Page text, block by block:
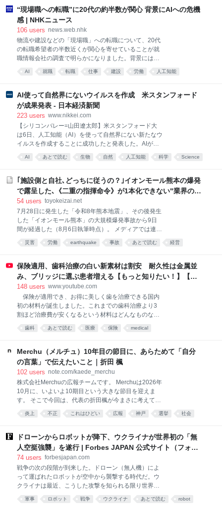
り大会2026」が開催されました。 主催したのは、公
園に隣接する居住人口約1万2000人の巨大な街
「HARUMI FLAG（晴海フラッグ）」（東京都中央
行政・中央区との連携、併せて交通、美化、防災とい
ったさまざまな課題を解決する活動などを行い、
HARUMI FLAGのコミュニティ形成に取り組む、20数
名で役員を務める住民組織です。盆踊り大会は昨年
“現場職への転職”に20代の約半数が関心 背景にAIへの危機
感 | NHKニュース
106 users news.web.nhk
物流や建設などの「現場職」への転職について、20代
の転職希望者の半数近くが関心を寄せていることが就
職情報会社の調査で明らかになりました。背景にはデ
スクワークなどの「事務職」がAIに代替される危機感
AI 就職 転職 仕事 建設 労働 人工知能
AI使って自然界にないウイルスを作成 米スタンフォード
が成果発表 - 日本経済新聞
223 users www.nikkei.com
【シリコンバレー=山田遼太郎】米スタンフォード大
は6日、人工知能（AI）を使って自然界にない新たなウ
イルスを作成することに成功したと発表した。AIが生
命の設計図にあたるゲノム（全遺伝情報）の配列全体
を設計し、機能を確認できた初の事例という。医療の
る。スタンフォード大などの研究チームが、生成AIの
設計を基に、感染症の原因などになる細菌を殺す「フ
ァージ
AI あとで読む 生物 自然 人工知能 科学 Science
｢施設側と自社､どっちに従うの？｣イオンモール熊本の爆発
で露呈した､《二重の指揮命令》が1本化できない"業界の事
情"
54 users toyokeizai.net
7月28日に発生した「令和8年熊本地震」、その後発生
した「イオンモール熊本」の大規模爆発事故から9日
間が経過した（8月6日執筆時点）。 メディアでは連
日、被害者や残された遺族の悲しみを伝える報道が続
く。 その一方で、被害者に対し、店の売上金を金庫に
しめた雑貨店の経営陣には、世間から容赦のない非難
の声が浴びせられている。 結果的に今回の爆発事故に
よる犠牲者（3店舗、7名）の多くが、筆者が前回の記
鍵、財布など自身の貴重品の確保）」「真面目な責任
感（売上金の保管）」により犠牲になっていたこと
は、テレビをはじめとする各種報道が伝えるとおりで
ある。 返す返す残念でならない。改めて亡くなられた
い回復を願うばかりであ
災害 労働 earthquake 事故 あとで読む 経営
保険適用、歯科治療の白い新素材は割安 耐久性は金属並
み、ブリッジに選ぶ患者増える【もっと知りたい！】【グ
ッド！モーニング】(2026年8月3日)
148 users www.youtube.com
保険が適用でき、お得に美しく歯を治療できる国内
初の材料が誕生しました。これまでの歯科治療より3
割ほど治療費が安くなるという材料はどんなものなの
でしょうか。 ■歯科技工士の負担軽減に まるで本物
の歯のような自然な白さ。実はこれ、樹脂製のブロッ
高知に本社を構える歯科材料メーカーです。
YAMAKIN 加藤喬大主席研究員 「材料の中心、補強
材料としてガラス繊維製で作られた芯棒を配置してい
るところ。4年間にわたり研究開発、辛抱しながら開
発したという両方を合わせてSHIN－BOW（シンボ
ー）という製品名になっている。歯を失った場合、保
険で白い歯でブリッジが製作可能」 ブリッジ治療と
は、虫歯などで歯を失った場合、その両隣の歯を土台
す。その
歯科 あとで読む 医療 保険 medical
Merchu（メルチュ）10年目の節目に、あらためて「自分
の言葉」で伝えたいこと｜折田 楓
102 users note.com/kaede_merchu
株式会社Merchuの広報チームです。 Merchuは2026年
10月に、いよいよ10期目という大きな節目を迎えま
す。 そこで今回は、代表の折田楓が今まさに考えてい
るリアルな想いを聞くべく、インタビューを実施しま
した。その内容をぜひ皆さまにもお届けしたく記事に
節目。Merchuは、なぜ今リブランディングを決めたの
か まず最初にお聞きしたいのですが、今回インタ
ビューを行うにあたって、楓さんから「ご自身のnote
で発信しようと思われた理由や想いがあれば、ぜひ教
えていただけますか？ noteは執筆者の思考やできごと
が深く丁寧に綴られていて、読者の方もそれをじっく
り読み込む文化があるイメージがあるので、自分の考
炎上 不正 これはひどい 広報 神戸 選挙 社会
ドローンからロボットが降下、ウクライナが世界初の「無
人空挺強襲」を遂行 | Forbes JAPAN 公式サイト（フォー
ブス ジャパン）
74 users forbesjapan.com
戦争の次の段階が到来した。ドローン（無人機）によ
って運ばれたロボットが空中から襲撃する時代だ。ウ
クライナは最近、こうした攻撃を知られる限り世界で
初めて行った。これにより、無人システム同士が連携
して、以前には不可能だったようなさまざまな任務を
軍事 ロボット 戦争 ウクライナ あとで読む robot